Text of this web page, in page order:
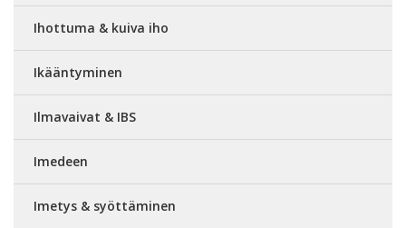
Ihottuma & kuiva iho
Ikääntyminen
Ilmavaivat & IBS
Imedeen
Imetys & syöttäminen